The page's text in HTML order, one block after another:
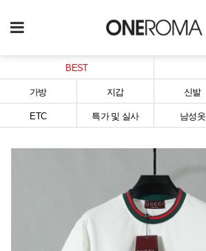
BEST
가방 지갑 신발
ETC 특가 및 실사 남성옷